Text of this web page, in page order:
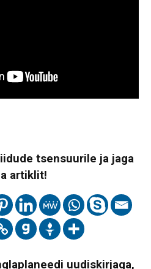
tsensuurile ja jaga
artiklit!
uudiskirjaga,